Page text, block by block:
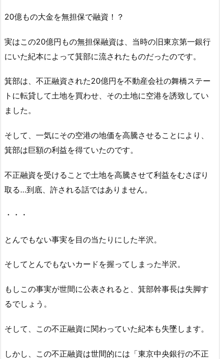
20億もの大金を無担保で融資！？
実はこの20億円もの無担保融資は、当時の旧東京第一銀行
にいた紀本によって箕部に流されたものだったのです。
箕部は、不正融資された20億円を不動産会社の舞橋ステー
トに転貸して土地を買わせ、その土地に空港を誘致してい
ました。
そして、一気にその空港の地価を高騰させることにより、
箕部は巨額の利益を得ていたのです。
不正融資を受けることで土地を高騰させて利益をむさぼり
取る…到底、許される話ではありません。
・・・
とんでもない事実を目の当たりにした半沢。
そしてとんでもないカードを握ってしまった半沢。
もしこの事実が世間に公表されると、箕部幹事長は失脚す
るでしょう。
そして、この不正融資に関わっていた紀本も失墜します。
しかし、この不正融資は世間的には「東京中央銀行の不正